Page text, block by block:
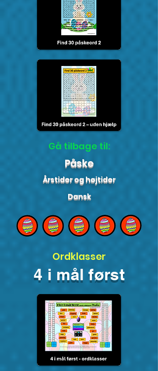
Gå tilbage til:
Påske
Årstider og højtider
Dansk
Ordklasser
4 i mål først